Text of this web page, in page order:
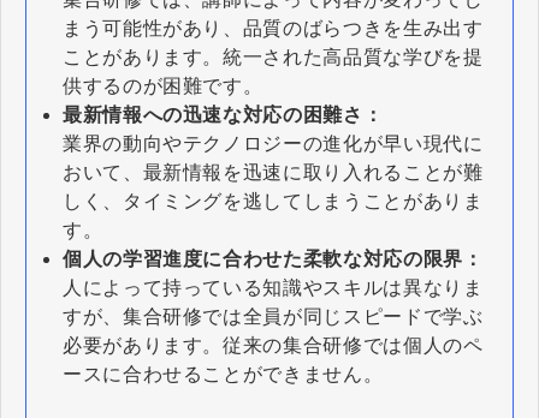
まう可能性があり、品質のばらつきを生み出す
ことがあります。統一された高品質な学びを提
供するのが困難です。
最新情報への迅速な対応の困難さ：
業界の動向やテクノロジーの進化が早い現代に
おいて、最新情報を迅速に取り入れることが難
しく、タイミングを逃してしまうことがありま
す。
個人の学習進度に合わせた柔軟な対応の限界：
人によって持っている知識やスキルは異なりま
すが、集合研修では全員が同じスピードで学ぶ
必要があります。従来の集合研修では個人のペ
ースに合わせることができません。